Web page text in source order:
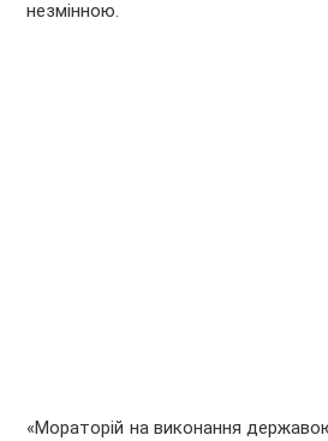
незмінною.
«Мораторій на виконання